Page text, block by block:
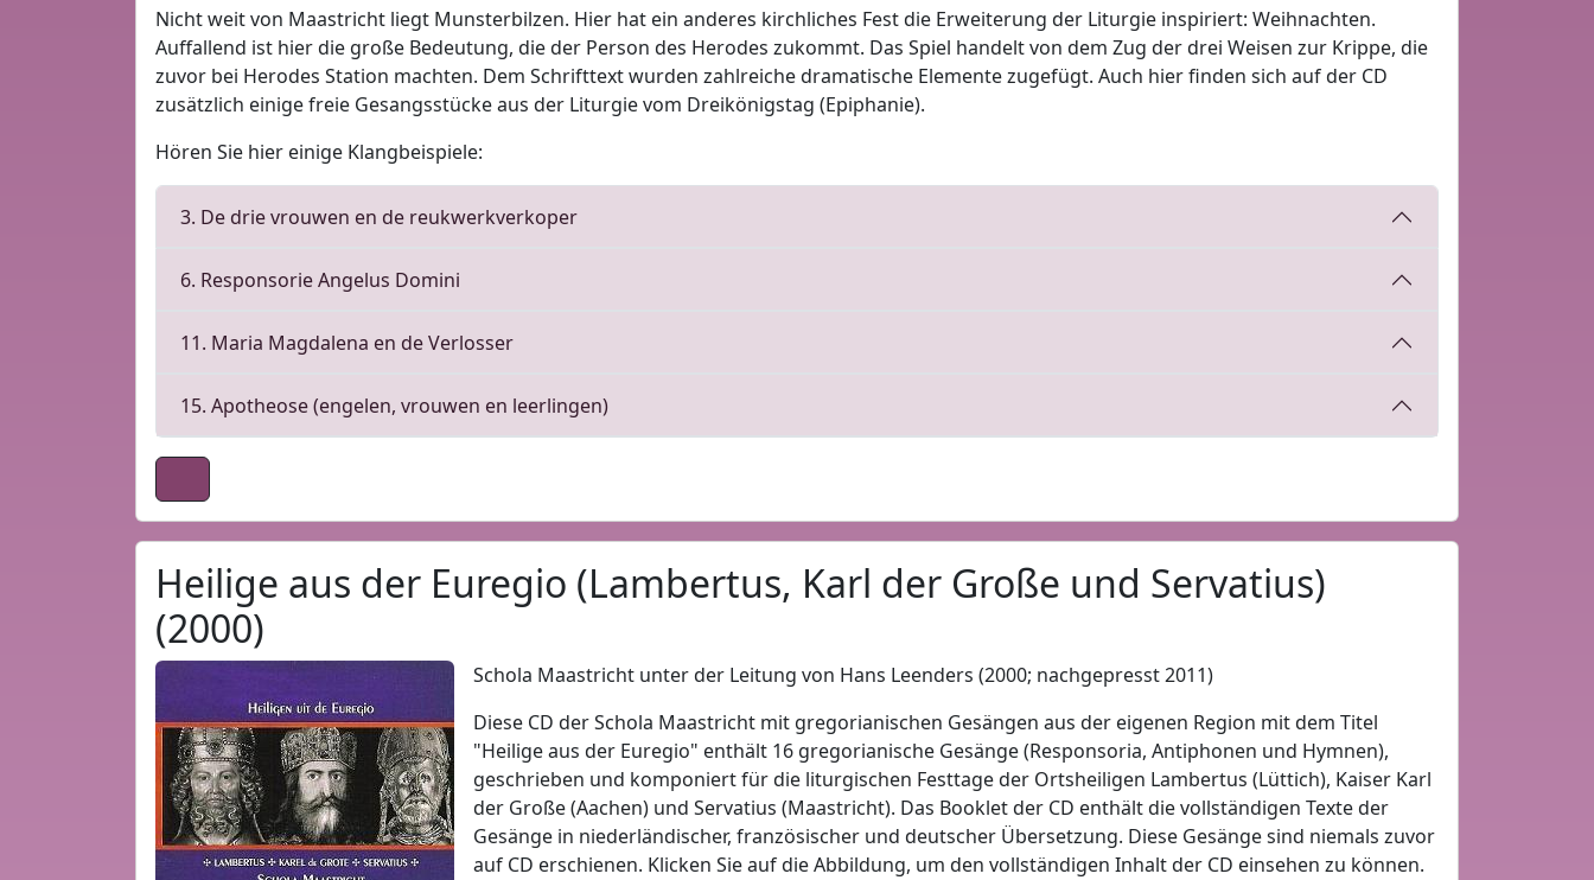
Nicht weit von Maastricht liegt Munsterbilzen. Hier hat ein anderes kirchliches Fest die Erweiterung der Liturgie inspiriert: Weihnachten.
Auffallend ist hier die große Bedeutung, die der Person des Herodes zukommt. Das Spiel handelt von dem Zug der drei Weisen zur Krippe, die
zuvor bei Herodes Station machten. Dem Schrifttext wurden zahlreiche dramatische Elemente zugefügt. Auch hier finden sich auf der CD
zusätzlich einige freie Gesangsstücke aus der Liturgie vom Dreikönigstag (Epiphanie).
Hören Sie hier einige Klangbeispiele:
3. De drie vrouwen en de reukwerkverkoper
6. Responsorie Angelus Domini
11. Maria Magdalena en de Verlosser
15. Apotheose (engelen, vrouwen en leerlingen)
Heilige aus der Euregio (Lambertus, Karl der Große und Servatius)
(2000)
Schola Maastricht unter der Leitung von Hans Leenders (2000; nachgepresst 2011)
Diese CD der Schola Maastricht mit gregorianischen Gesängen aus der eigenen Region mit dem Titel
"Heilige aus der Euregio" enthält 16 gregorianische Gesänge (Responsoria, Antiphonen und Hymnen),
geschrieben und komponiert für die liturgischen Festtage der Ortsheiligen Lambertus (Lüttich), Kaiser Karl
der Große (Aachen) und Servatius (Maastricht). Das Booklet der CD enthält die vollständigen Texte der
Gesänge in niederländischer, französischer und deutscher Übersetzung. Diese Gesänge sind niemals zuvor
auf CD erschienen. Klicken Sie auf die Abbildung, um den vollständigen Inhalt der CD einsehen zu können.